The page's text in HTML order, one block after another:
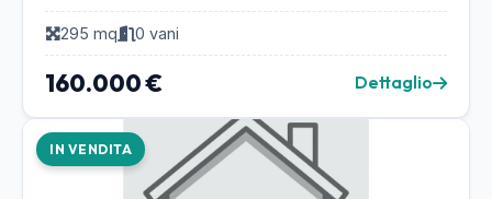
volumentria residua da edificare mc. 1100...
295 mq
0 vani
160.000 € Dettaglio
IN VENDITA